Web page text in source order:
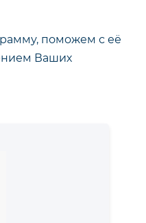
поможем с её
Ваших